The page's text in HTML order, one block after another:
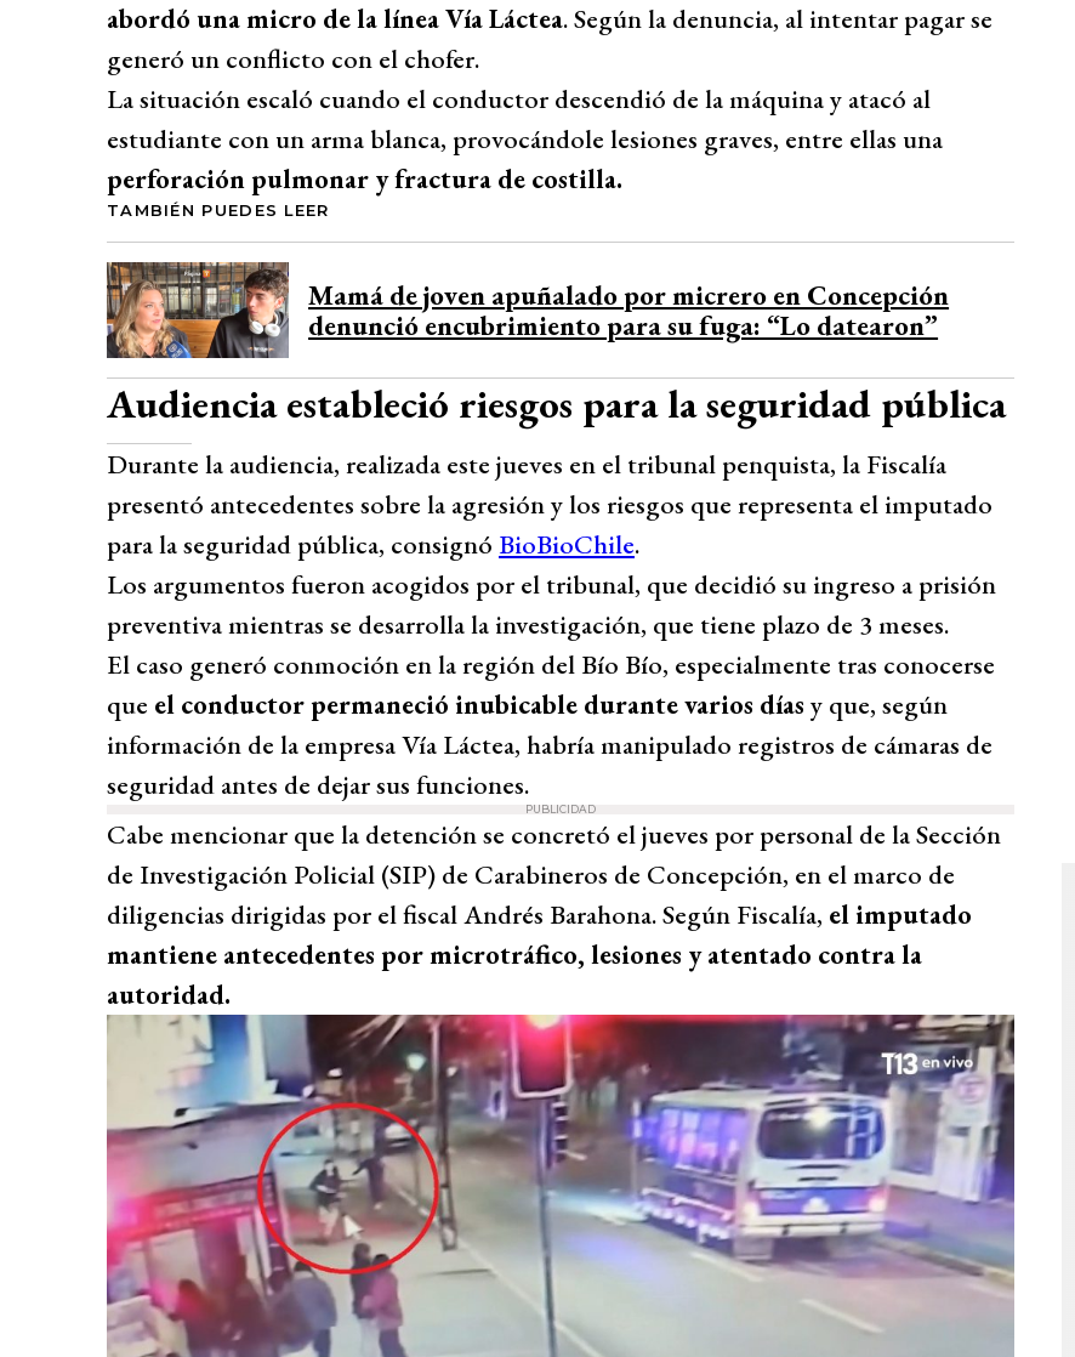
abordó una micro de la línea Vía Láctea. Según la denuncia, al intentar pagar se
generó un conflicto con el chofer.
La situación escaló cuando el conductor descendió de la máquina y atacó al
estudiante con un arma blanca, provocándole lesiones graves, entre ellas una
perforación pulmonar y fractura de costilla.
TAMBIÉN PUEDES LEER
Mamá de joven apuñalado por micrero en Concepción
denunció encubrimiento para su fuga: “Lo datearon”
Audiencia estableció riesgos para la seguridad pública
Durante la audiencia, realizada este jueves en el tribunal penquista, la Fiscalía
presentó antecedentes sobre la agresión y los riesgos que representa el imputado
para la seguridad pública, consignó BioBioChile.
Los argumentos fueron acogidos por el tribunal, que decidió su ingreso a prisión
preventiva mientras se desarrolla la investigación, que tiene plazo de 3 meses.
El caso generó conmoción en la región del Bío Bío, especialmente tras conocerse
que el conductor permaneció inubicable durante varios días y que, según
información de la empresa Vía Láctea, habría manipulado registros de cámaras de
seguridad antes de dejar sus funciones.
PUBLICIDAD
Cabe mencionar que la detención se concretó el jueves por personal de la Sección
de Investigación Policial (SIP) de Carabineros de Concepción, en el marco de
diligencias dirigidas por el fiscal Andrés Barahona. Según Fiscalía, el imputado
mantiene antecedentes por microtráfico, lesiones y atentado contra la
autoridad.